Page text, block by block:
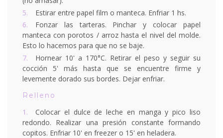
Estirar entre papel film o manteca. Enfriar 1 hs.
Fonzar las tarteras. Pinchar y colocar papel
manteca con porotos / arroz hasta el nivel del molde.
Esto lo hacemos para que no se baje.
Hornear 10' a 170°C. Retirar el peso y seguir su
cocción 5' más hasta que se encuentre firme y
levemente dorado sus bordes. Dejar enfriar.
Relleno
Colocar el dulce de leche en manga y pico liso
redondo. Realizar una presión constante formando
copitos. Enfriar 10' en freezer o 15' en heladera.